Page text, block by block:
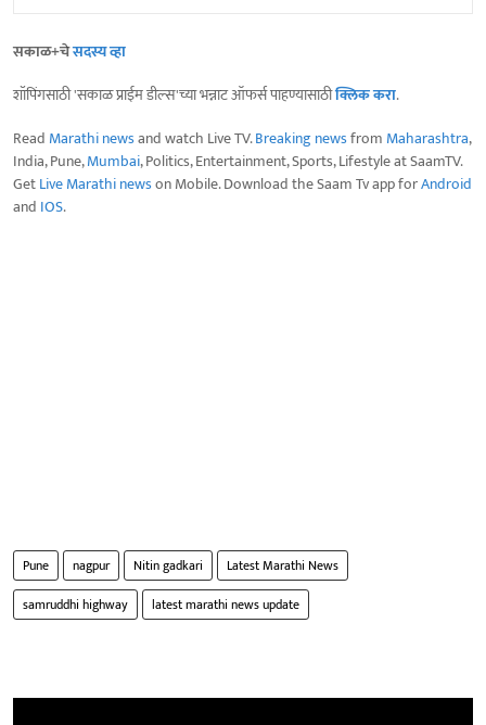
सकाळ+चेसदस्य व्हा
शॉपिंगसाठी 'सकाळ प्राईम डील्स'च्या भन्नाट ऑफर्स पाहण्यासाठीक्लिक करा.
Read Marathi newsand watch Live TV.Breaking newsfrom Maharashtra,
India, Pune,Mumbai, Politics, Entertainment, Sports, Lifestyle at SaamTV.
GetLive Marathi newson Mobile. Download the Saam Tv app forAndroid
and IOS.
Pune nagpur Nitin gadkari
Latest Marathi News
samruddhi highway
latest marathi news update